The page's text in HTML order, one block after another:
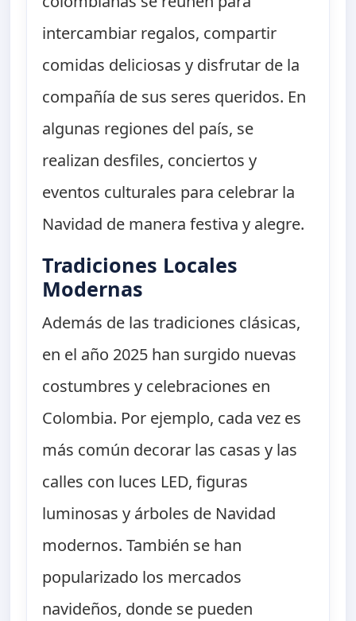
intercambiar regalos, compartir
comidas deliciosas y disfrutar de la
compañía de sus seres queridos. En
algunas regiones del país, se
realizan desfiles, conciertos y
eventos culturales para celebrar la
Navidad de manera festiva y alegre.
Tradiciones Locales
Modernas
Además de las tradiciones clásicas,
en el año 2025 han surgido nuevas
costumbres y celebraciones en
Colombia. Por ejemplo, cada vez es
más común decorar las casas y las
calles con luces LED, figuras
luminosas y árboles de Navidad
modernos. También se han
popularizado los mercados
navideños, donde se pueden